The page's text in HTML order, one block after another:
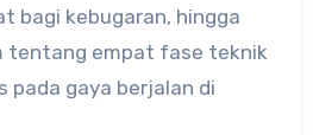
bagi kebugaran, hingga
tentang empat fase teknik
pada gaya berjalan di